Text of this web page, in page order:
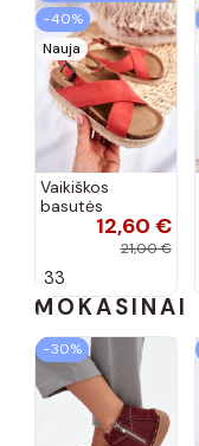
−40%
Nauja
Vaikiškos
basutės
koralinės12,60 €
21,00 €
33
MOKASINAI
−30%